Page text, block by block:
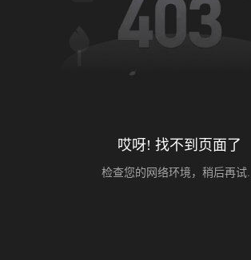
哎呀! 找不到页面了
检查您的网络环境，稍后再试...